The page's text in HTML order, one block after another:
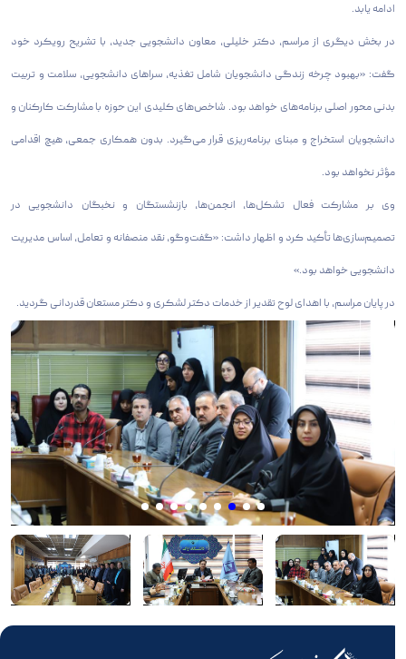
ادامه یابد.
در بخش دیگری از مراسم، دکتر خلیلی، معاون دانشجویی جدید، با تشریح رویکرد خود
گفت: «بهبود چرخه زندگی دانشجویان شامل تغذیه، سراهای دانشجویی، سلامت و تربیت
بدنی محور اصلی برنامه‌های خواهد بود. شاخص‌های کلیدی این حوزه با مشارکت کارکنان و
دانشجویان استخراج و مبنای برنامه‌ریزی قرار می‌گیرد. بدون همکاری جمعی، هیچ اقدامی
مؤثر نخواهد بود.
وی بر مشارکت فعال تشکل‌ها، انجمن‌ها، بازنشستگان و نخبگان دانشجویی در
تصمیم‌سازی‌ها تأکید کرد و اظهار داشت: «گفت‌وگو، نقد منصفانه و تعامل، اساس مدیریت
دانشجویی خواهد بود.»
در پایان مراسم، با اهدای لوح تقدیر از خدمات دکتر لشکری و دکتر مستعان قدردانی گردید.